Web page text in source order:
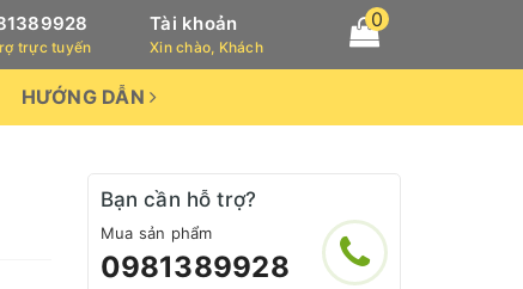
trực tuyến
Tài khoản
Xin chào, Khách
0
HƯỚNG DẪN
Bạn cần hỗ trợ?
Mua sản phẩm
0981389928